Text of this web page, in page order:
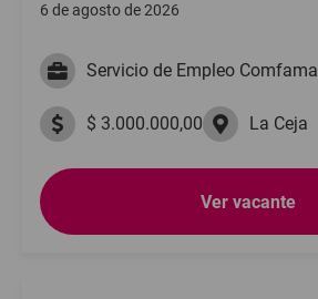
6 de agosto de 2026
Servicio de Empleo Comfama
$ 3.000.000,00 La Ceja
Ver vacante